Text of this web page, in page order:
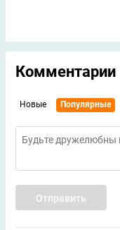
Комментарии
Новые Популярные
Отправить